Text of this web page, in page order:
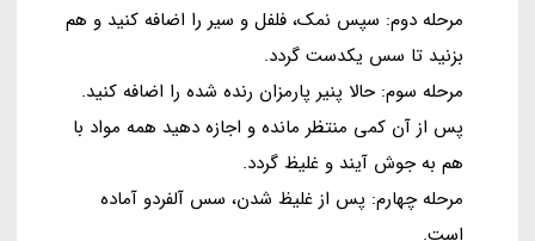
مرحله دوم: سپس نمک، فلفل و سیر را اضافه کنید و هم
بزنید تا سس یکدست گردد.
مرحله سوم: حالا پنیر پارمزان رنده شده را اضافه کنید.
پس از آن کمی منتظر مانده و اجازه دهید همه مواد با
هم به جوش آیند و غلیظ گردد.
مرحله چهارم: پس از غلیظ شدن، سس آلفردو آماده
است.